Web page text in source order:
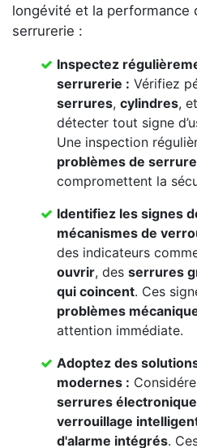
longévité et la performance
serrurerie :
Inspectez
serrurerie : Vérifiez
serrures, cylindres, et
détecter tout signe
Une inspection
problèmes de
compromettent la
Identifiez les signes
mécanismes de
des indicateurs
ouvrir, des serrures
qui coincent. Ces
problèmes
attention immédiate.
Adoptez des
modernes :
serrures
verrouillage
d'alarme intégrés.